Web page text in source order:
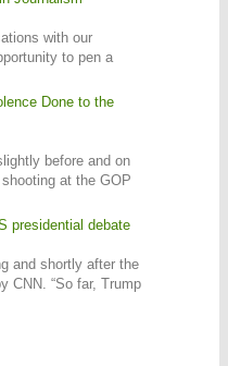
with our
to pen a
Done to the
before and on
at the GOP
presidential debate
and shortly after the
CNN. “So far, Trump